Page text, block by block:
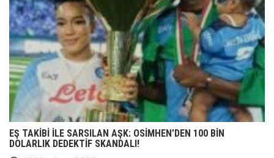
EŞ TAKİBİ İLE SARSILAN AŞK: OSİMHEN’DEN 100 BİN
DOLARLIK DEDEKTİF SKANDALI!